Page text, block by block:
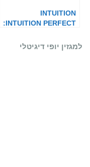
INTUITION
:INTUITION PERFECT
למגזין יופי דיגיטלי